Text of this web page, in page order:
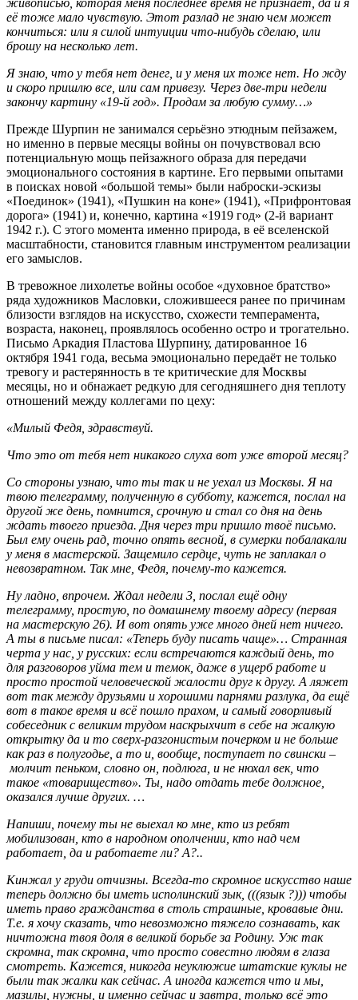
её тоже мало чувствую. Этот разлад не знаю чем может
кончиться: или я силой интуиции что-нибудь сделаю, или
брошу на несколько лет.
Я знаю, что у тебя нет денег, и у меня их тоже нет. Но жду
и скоро пришлю все, или сам привезу. Через две-три недели
закончу картину «19-й год». Продам за любую сумму…»
Прежде Шурпин не занимался серьёзно этюдным пейзажем,
но именно в первые месяцы войны он почувствовал всю
потенциальную мощь пейзажного образа для передачи
эмоционального состояния в картине. Его первыми опытами
в поисках новой «большой темы» были наброски-эскизы
«Поединок» (1941), «Пушкин на коне» (1941), «Прифронтовая
дорога» (1941) и, конечно, картина «1919 год» (2-й вариант
1942 г.). С этого момента именно природа, в её вселенской
масштабности, становится главным инструментом реализации
его замыслов.
В тревожное лихолетье войны особое «духовное братство»
ряда художников Масловки, сложившееся ранее по причинам
близости взглядов на искусство, схожести темперамента,
возраста, наконец, проявлялось особенно остро и трогательно.
Письмо Аркадия Пластова Шурпину, датированное 16
октября 1941 года, весьма эмоционально передаёт не только
тревогу и растерянность в те критические для Москвы
месяцы, но и обнажает редкую для сегодняшнего дня теплоту
отношений между коллегами по цеху:
«Милый Федя, здравствуй.
Что это от тебя нет никакого слуха вот уже второй месяц?
Со стороны узнаю, что ты так и не уехал из Москвы. Я на
твою телеграмму, полученную в субботу, кажется, послал на
другой же день, помнится, срочную и стал со дня на день
ждать твоего приезда. Дня через три пришло твоё письмо.
Был ему очень рад, точно опять весной, в сумерки побалакали
у меня в мастерской. Защемило сердце, чуть не заплакал о
невозвратном. Так мне, Федя, почему-то кажется.
Ну ладно, впрочем. Ждал недели 3, послал ещё одну
телеграмму, простую, по домашнему твоему адресу (первая
на мастерскую 26). И вот опять уже много дней нет ничего.
А ты в письме писал: «Теперь буду писать чаще»… Странная
черта у нас, у русских: если встречаются каждый день, то
для разговоров уйма тем и темок, даже в ущерб работе и
просто простой человеческой жалости друг к другу. А ляжет
вот так между друзьями и хорошими парнями разлука, да ещё
вот в такое время и всё пошло прахом, и самый говорливый
собеседник с великим трудом наскрыхчит в себе на жалкую
открытку да и то сверх-разгонистым почерком и не больше
как раз в полугодье, а то и, вообще, поступает по свински –
молчит пеньком, словно он, подлюга, и не нюхал век, что
такое «товарищество». Ты, надо отдать тебе должное,
оказался лучше других. …
Напиши, почему ты не выехал ко мне, кто из ребят
мобилизован, кто в народном ополчении, кто над чем
работает, да и работаете ли? А?..
Кинжал у груди отчизны. Всегда-то скромное искусство наше
теперь должно бы иметь исполинский зык, (((язык ?))) чтобы
иметь право гражданства в столь страшные, кровавые дни.
Т.е. я хочу сказать, что невозможно тяжело сознавать, как
ничтожна твоя доля в великой борьбе за Родину. Уж так
скромна, так скромна, что просто совестно людям в глаза
смотреть. Кажется, никогда неуклюжие штатские куклы не
были так жалки как сейчас. А иногда кажется что и мы,
мазилы, нужны, и именно сейчас и завтра, только всё это